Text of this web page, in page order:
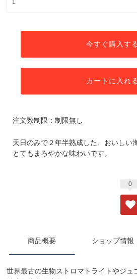
今すぐ購入する
カートに入れる
注文数制限：制限無し
天日のみで２年半熟成した、おいしい
とてもまろやかな味わいです。
0
商品概要 ショップ情報
世界最古の生物ストロマトライトやジュ